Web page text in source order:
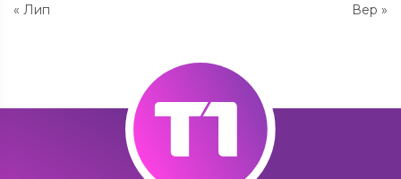
« Лип Вер »